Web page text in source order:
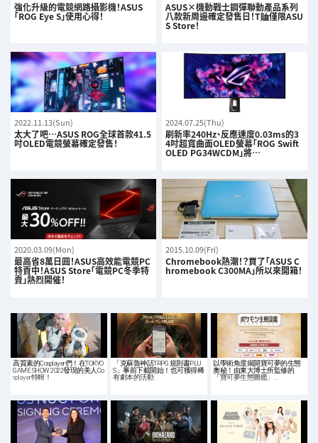
強化升級的電競網路攝影機！ASUS
「ROG Eye S」使用心得！
ASUS×機動戰士鋼彈聯動產品系列
八款新周邊確定發售日！T賉僅限ASU
S Store！
2022.11.13(Sun)
太大了吧…ASUS ROG全球首款41.5
吋OLED電競螢幕確定發售！
2024.07.25(Thu)
刷新率240Hz、反應速度0.03ms的3
4吋超寬曲面OLED螢幕「ROG Swift
OLED PG34WCDM」將…
2020.03.09(Mon)
最高省8萬日圓！ASUS高效能電競PC
特賣中！ASUS Store「電競PC冬季特
賣」熱烈開催！
2015.10.09(Fri)
Chromebook熱潮！？買了「ASUS C
hromebook C300MA」所以來開箱！
高質素的Cosplayer們！在TOKYO
GAME SHOW 2022發現的美人Co
splayer特輯！
「克蘇魯神話TRPG 規則書PLU
S」事前下載開始！也可獲得稀
有劇本的活動
以學術角度揭開寶可夢的生態
奧秘！由東大博士所監修的
「寶可夢生態圖鑑」…